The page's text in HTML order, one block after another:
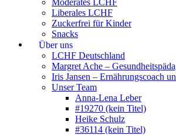
Moderates LCHF
Liberales LCHF
Zuckerfrei für Kinder
Snacks
Über uns
LCHF Deutschland
Margret Ache –
Iris Jansen – Ernährungscoach
Unser Team
Anna-Lena Leber
#19270 (kein Titel)
Heike Schulz
#36114 (kein Titel)